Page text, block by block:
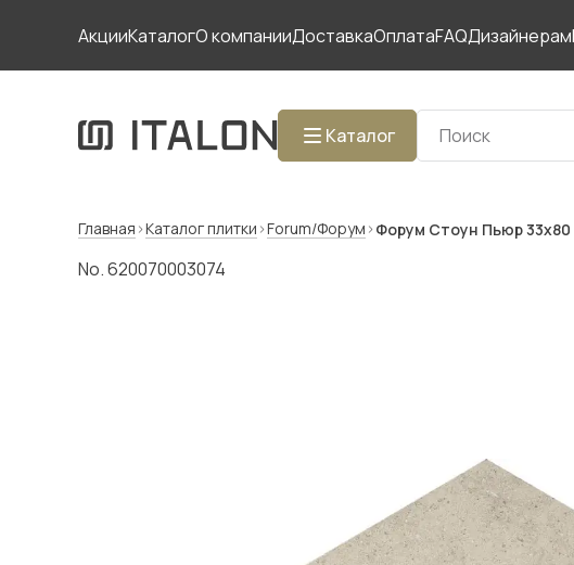
АкцииКаталогО компанииДоставкаОплатаFAQДизайнерам
Каталог
Главная Каталог плитки Forum/Форум Форум Стоун Пьюр
No. 620070003074